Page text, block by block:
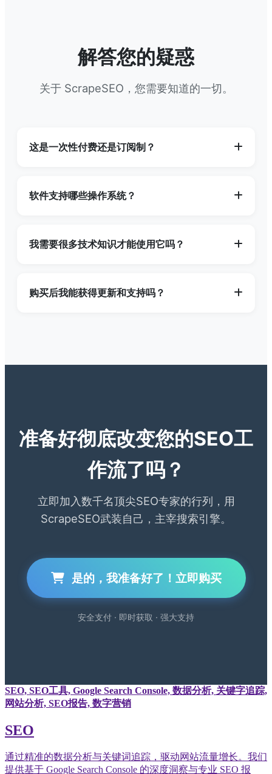
解答您的疑惑
关于 ScrapeSEO，您需要知道的一切。
这是一次性付费还是订阅制？
永久许可证，或选择按年订阅以持续获得更新和支
持。详情请查看我们的购买页面。
软件支持哪些操作系统？
Windows 操作系统（Windows 7, 8, 10, 11）。
Mac 用户可以通过 Parallels 或 VMWare 等虚拟
我需要很多技术知识才能使用它吗？
用。我们提供了直观的用户界面和大量的预设配
置。当然，对于高级用户，它也提供了深度定制的
购买后我能获得更新和支持吗？
法适配。
准备好彻底改变您的SEO工
作流了吗？
立即加入数千名顶尖SEO专家的行列，用
ScrapeSEO武装自己，主宰搜索引擎。
是的，我准备好了！立即购买
安全支付 · 即时获取 · 强大支持
SEO, SEO工具, Google Search Console, 数据分析, 关键字追踪,
网站分析, SEO报告, 数字营销
SEO
通过精准的数据分析与关键词追踪，驱动网站流量增长。我们
提供基于 Google Search Console 的深度洞察与专业 SEO 报